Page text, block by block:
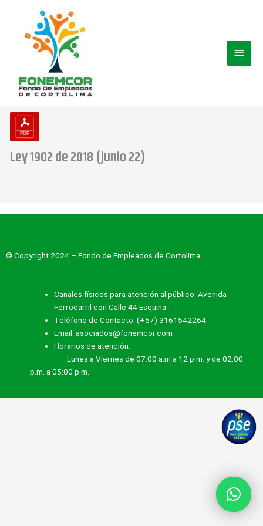
contenido
Ley 1902 de 2018 (junio 22)
© Copyright 2024 – Fondo de Empleados de Cortolima
Canales físicos para atención al público: Avenida
Ferrocarril con Calle 44 Esquina
Teléfono de Contacto: (+57) 3161542264
Email: asociados@fonemcor.com
Horarios de atención:
Lunes a Viernes de 07:00 a.m a 12 p.m. y de 02:00
p.m. a 05:00 p.m.